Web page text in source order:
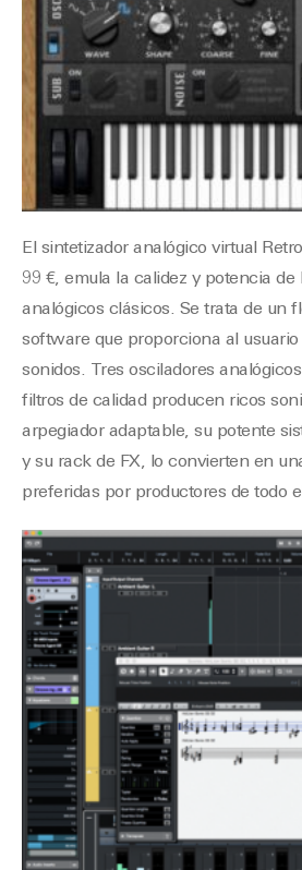
El sintetizador analógico virtual
99 €, emula la calidez y potencia de
analógicos clásicos. Se trata de un
software que proporciona al
sonidos. Tres osciladores
filtros de calidad producen ricos
arpegiador adaptable, su potente
y su rack de FX, lo convierten en
preferidas por productores de todo